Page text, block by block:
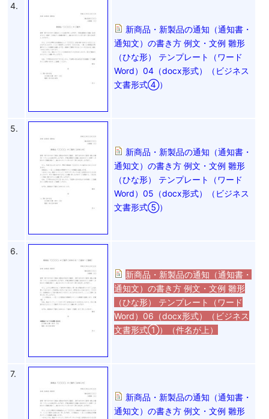
4.
新商品・新製品の通知（通知書・
通知文）の書き方 例文・文例 雛形
（ひな形） テンプレート（ワード
Word）04（docx形式）（ビジネス
文書形式④）
5.
新商品・新製品の通知（通知書・
通知文）の書き方 例文・文例 雛形
（ひな形） テンプレート（ワード
Word）05（docx形式）（ビジネス
文書形式⑤）
6.
新商品・新製品の通知（通知書・
通知文）の書き方 例文・文例 雛形
（ひな形） テンプレート（ワード
Word）06（docx形式）（ビジネス
文書形式①）（件名が上）
7.
新商品・新製品の通知（通知書・
通知文）の書き方 例文・文例 雛形